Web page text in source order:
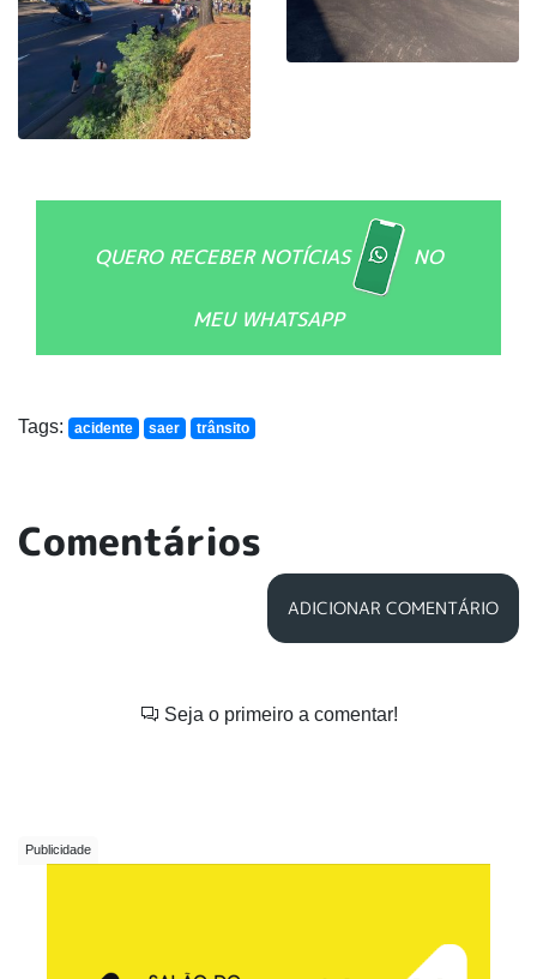
QUERO RECEBER NOTÍCIAS NO
MEU WHATSAPP
Tags: acidente saer trânsito
Comentários
ADICIONAR COMENTÁRIO
Seja o primeiro a comentar!